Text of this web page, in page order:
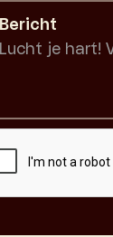
Bericht